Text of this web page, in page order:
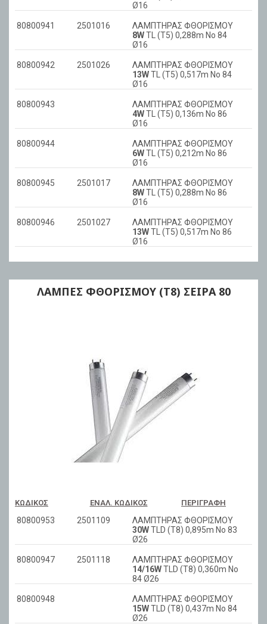
Ø16
80800941 2501016
ΛΑΜΠΤΗΡΑΣ ΦΘΟΡΙΣΜΟΥ
8WTL (T5) 0,288m No 84
Ø16
80800942 2501026
ΛΑΜΠΤΗΡΑΣ ΦΘΟΡΙΣΜΟΥ
13WTL (T5) 0,517m No 84
Ø16
80800943
ΛΑΜΠΤΗΡΑΣ ΦΘΟΡΙΣΜΟΥ
4WTL (T5) 0,136m No 86
Ø16
80800944
ΛΑΜΠΤΗΡΑΣ ΦΘΟΡΙΣΜΟΥ
6WTL (T5) 0,212m No 86
Ø16
80800945 2501017
ΛΑΜΠΤΗΡΑΣ ΦΘΟΡΙΣΜΟΥ
8WTL (T5) 0,288m No 86
Ø16
80800946 2501027
ΛΑΜΠΤΗΡΑΣ ΦΘΟΡΙΣΜΟΥ
13WTL (T5) 0,517m No 86
Ø16
ΛΑΜΠΕΣ ΦΘΟΡΙΣΜΟΥ (Τ8) ΣΕΙΡΑ 80
ΚΩΔΙΚΌΣ ΕΝΑΛ. ΚΩΔΙΚΌΣ ΠΕΡΙΓΡΑΦΉ
80800953 2501109
ΛΑΜΠΤΗΡΑΣ ΦΘΟΡΙΣΜΟΥ
30WTLD (T8) 0,895m No 83
Ø26
80800947 2501118
ΛΑΜΠΤΗΡΑΣ ΦΘΟΡΙΣΜΟΥ
14/16WTLD (T8) 0,360m No
84 Ø26
80800948
ΛΑΜΠΤΗΡΑΣ ΦΘΟΡΙΣΜΟΥ
15WTLD (T8) 0,437m No 84
Ø26